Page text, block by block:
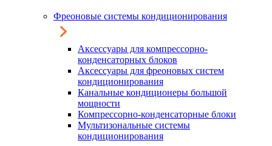
Фреоновые системы кондиционирования
Аксессуары для компрессорно-
конденсаторных блоков
Аксессуары для фреоновых систем
кондиционирования
Канальные кондиционеры большой
мощности
Компрессорно-конденсаторные блоки
Мультизональные системы
кондиционирования